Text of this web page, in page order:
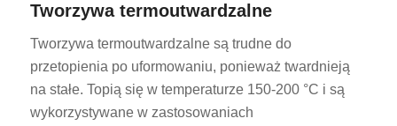
Tworzywa termoutwardzalne
Tworzywa termoutwardzalne są trudne do
przetopienia po uformowaniu, ponieważ twardnieją
na stałe. Topią się w temperaturze 150-200 °C i są
wykorzystywane w zastosowaniach